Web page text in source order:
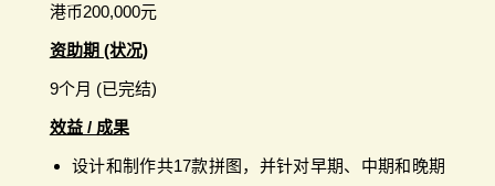
港币200,000元
资助期 (状况)
9个月 (已完结)
效益 / 成果
设计和制作共17款拼图，并针对早期、中期和晚期